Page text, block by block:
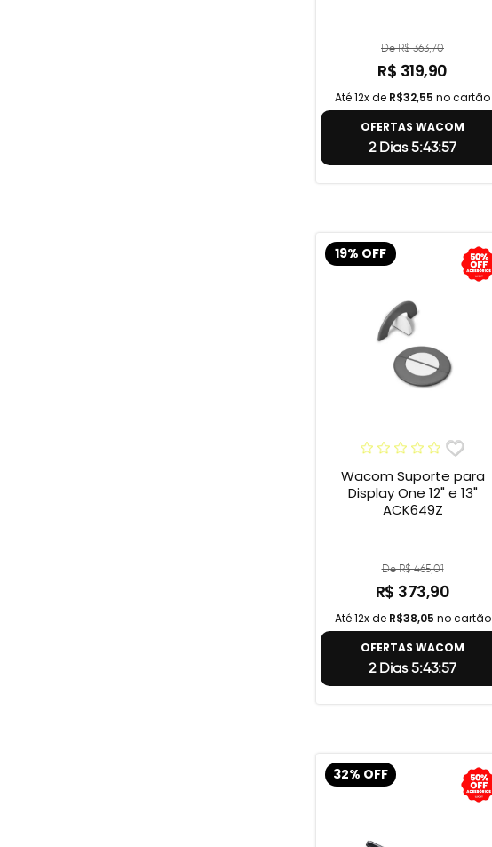
De R$ 363,70
R$ 319,90
Até 12x de R$32,55 no cartão
OFERTAS WACOM
2 Dias 5:43:56
19% OFF
Wacom Suporte para
Display One 12" e 13"
ACK649Z
De R$ 465,01
R$ 373,90
Até 12x de R$38,05 no cartão
OFERTAS WACOM
2 Dias 5:43:56
32% OFF